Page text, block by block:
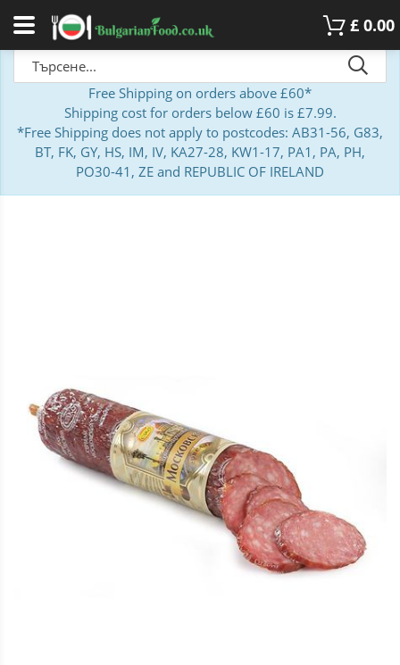
£ 0.00
Free Shipping on orders above £60*
Shipping cost for orders below £60 is £7.99.
*Free Shipping does not apply to postcodes: AB31-56, G83,
BT, FK, GY, HS, IM, IV, KA27-28, KW1-17, PA1, PA, PH,
PO30-41, ZE and REPUBLIC OF IRELAND